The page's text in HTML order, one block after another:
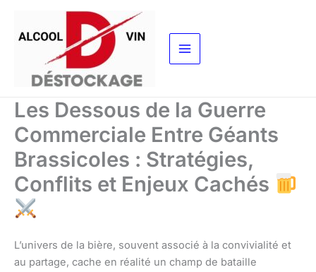
contenu
Les Dessous de la Guerre
Commerciale Entre Géants
Brassicoles : Stratégies,
Conflits et Enjeux Cachés
L’univers de la bière, souvent associé à la convivialité et
au partage, cache en réalité un champ de bataille